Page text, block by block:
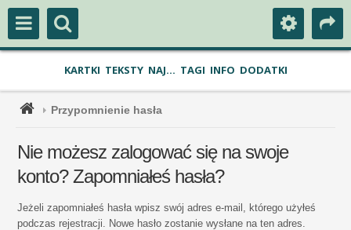
KARTKI TEKSTY NAJ... TAGI INFO DODATKI
Przypomnienie hasła
Nie możesz zalogować się na swoje
konto? Zapomniałeś hasła?
Jeżeli zapomniałeś hasła wpisz swój adres e-mail, którego użyłeś
podczas rejestracji. Nowe hasło zostanie wysłane na ten adres.